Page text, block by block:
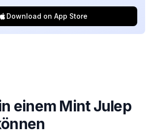
Download on App Store
einem Mint Julep